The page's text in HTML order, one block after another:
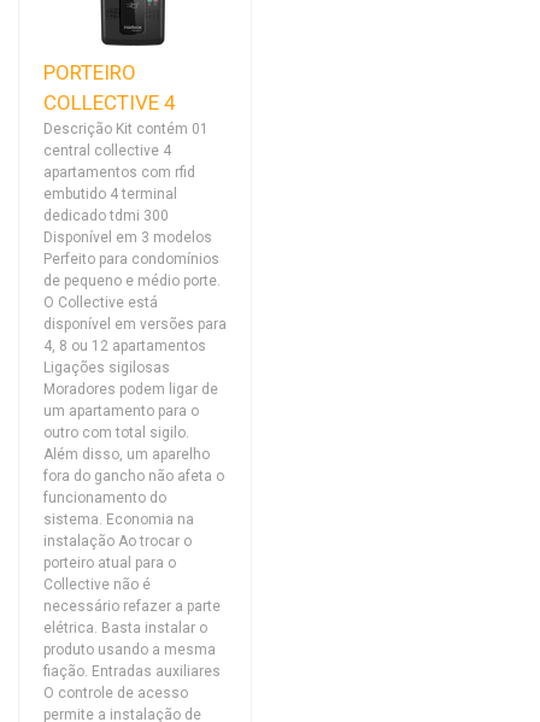
PORTEIRO
COLLECTIVE 4
Descrição Kit contém 01
central collective 4
apartamentos com rfid
embutido 4 terminal
dedicado tdmi 300
Disponível em 3 modelos
Perfeito para condomínios
de pequeno e médio porte.
O Collective está
disponível em versões para
4, 8 ou 12 apartamentos
Ligações sigilosas
Moradores podem ligar de
um apartamento para o
outro com total sigilo.
Além disso, um aparelho
fora do gancho não afeta o
funcionamento do
sistema. Economia na
instalação Ao trocar o
porteiro atual para o
Collective não é
necessário refazer a parte
elétrica. Basta instalar o
produto usando a mesma
fiação. Entradas auxiliares
O controle de acesso
permite a instalação de